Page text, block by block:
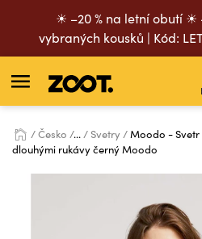
☀ –20 % na letní obutí ☀
vybraných kousků | Kód:
Česko ... Svetry
Moodo - Svetr
dlouhými rukávy černý Moodo